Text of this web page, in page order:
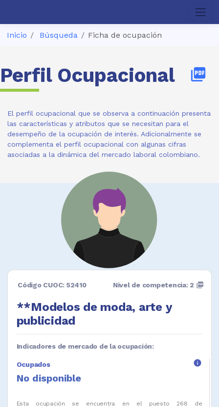
Inicio Búsqueda Ficha de ocupación
Perfil Ocupacional picture_as_pdf
El perfil ocupacional que se observa a continuación presenta
las características y atributos que se necesitan para el
desempeño de la ocupación de interés. Adicionalmente se
complementa el perfil ocupacional con algunas cifras
asociadas a la dinámica del mercado laboral colombiano.
Código CUOC: 52410
**Modelos de moda, arte y
publicidad
Nivel de competencia: 2 picture_as_pdf
Indicadores de mercado de la ocupación:
Ocupados info
No disponible
Esta ocupación se encuentra en el puesto 268 de